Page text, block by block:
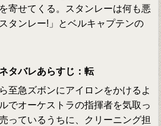
寄せてくる。スタンレーは何も悪
タンレー!」とベルキャプテンの
タバレあらすじ：転
至急ズボンにアイロンをかけるよ
でオーケストラの指揮者を気取っ
っているうちに、クリーニング担